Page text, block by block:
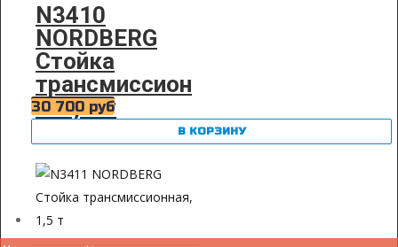
N3410
NORDBERG
Стойка
трансмиссион
ная, 1 т
30 700 руб
В КОРЗИНУ